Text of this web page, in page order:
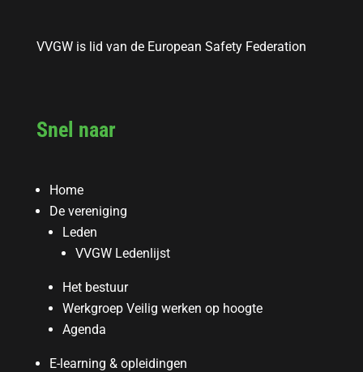
VVGW is lid van de European Safety Federation
Snel naar
Home
De vereniging
Leden
VVGW Ledenlijst
Het bestuur
Werkgroep Veilig werken op hoogte
Agenda
E-learning & opleidingen